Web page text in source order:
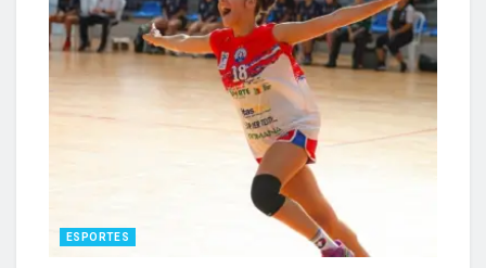
ESPORTES